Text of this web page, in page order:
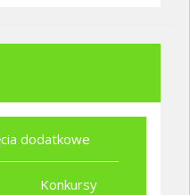
dodatkowe
Konkursy